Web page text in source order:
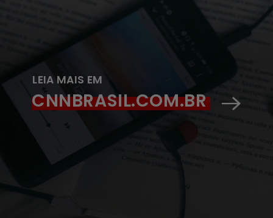
LEIA MAIS EM
CNNBRASIL.COM.BR